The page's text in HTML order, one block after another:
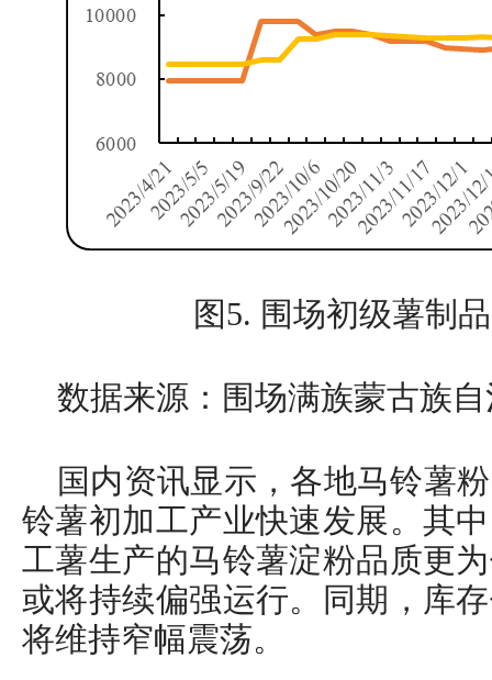
图5. 围场初级薯制
数据来源：围场满族蒙古族
国内资讯显示，各地马铃薯
铃薯初加工产业快速发展。其
工薯生产的马铃薯淀粉品质更
或将持续偏强运行。同期，库
将维持窄幅震荡。